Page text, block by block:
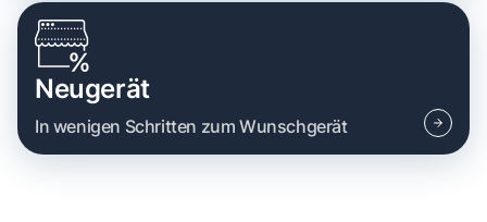
Neugerät
In wenigen Schritten zum Wunschgerät